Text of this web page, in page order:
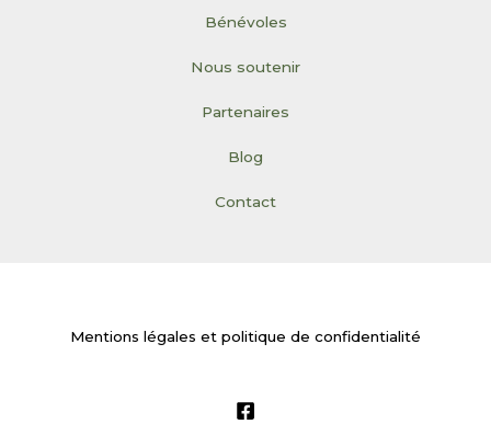
Bénévoles
Nous soutenir
Partenaires
Blog
Contact
Mentions légales et politique de confidentialité